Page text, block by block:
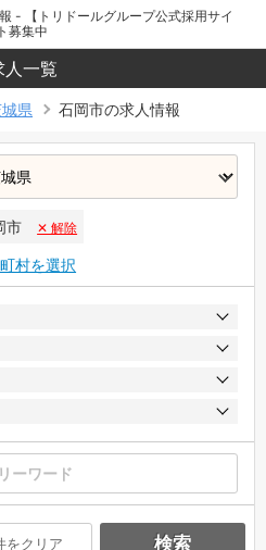
- 【トリドールグループ公式採用サイ
募集中
人一覧
県 石岡市の求人情報
市 ✕ 解除
村を選択
をクリア 検索